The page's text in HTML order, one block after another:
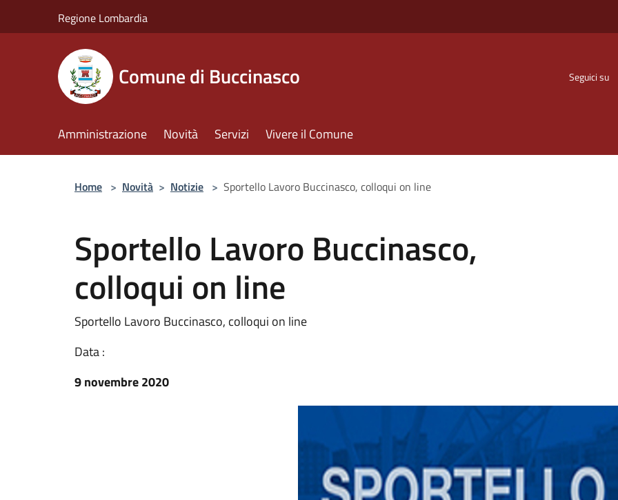
Regione Lombardia
Comune di Buccinasco Seguici su
Amministrazione Novità Servizi Vivere il Comune
Home > Novità > Notizie > Sportello Lavoro Buccinasco, colloqui on line
Sportello Lavoro Buccinasco,
colloqui on line
Sportello Lavoro Buccinasco, colloqui on line
Data :
9 novembre 2020